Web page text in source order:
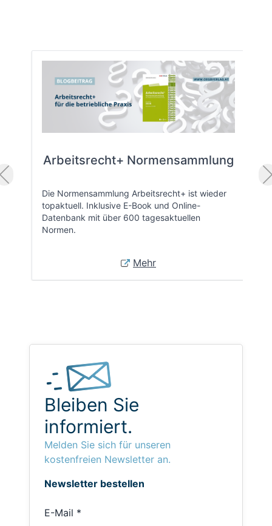
Arbeitsrecht+ Normensammlung
Die Normensammlung Arbeitsrecht+ ist wieder
topaktuell. Inklusive E-Book und Online-
Datenbank mit über 600 tagesaktuellen
Normen.
Mehr
Bleiben Sie
informiert.
Melden Sie sich für unseren
kostenfreien Newsletter an.